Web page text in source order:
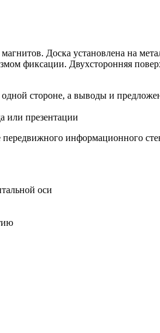
Доска установлена на
фиксации. Двухсторонняя
стороне, а выводы и
или презентации
передвижного информационного
оси